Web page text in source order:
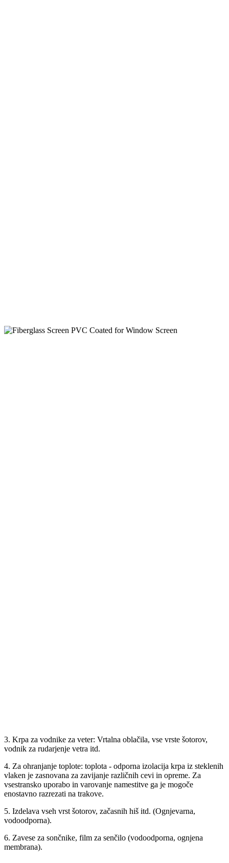
3. Krpa za vodnike za veter: Vrtalna oblačila, vse vrste šotorov,
vodnik za rudarjenje vetra itd.
4. Za ohranjanje toplote: toplota - odporna izolacija krpa iz steklenih
vlaken je zasnovana za zavijanje različnih cevi in ​​opreme. Za
vsestransko uporabo in varovanje namestitve ga je mogoče
enostavno razrezati na trakove.
5. Izdelava vseh vrst šotorov, začasnih hiš itd. (Ognjevarna,
vodoodporna).
6. Zavese za sončnike, film za senčilo (vodoodporna, ognjena
membrana).